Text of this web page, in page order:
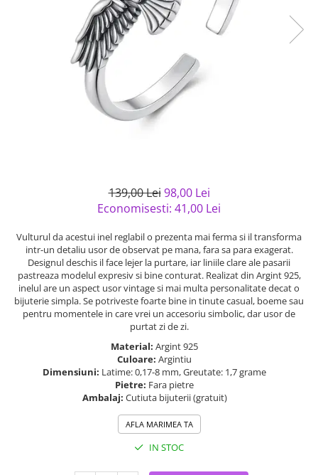
Bijuterii argint placat cu aur
Bijuterii argint cu diverse
Bijuterii argint cu murano
Bijuterii gotice si rock
Bijuterii Handmade
Bijuterii fantezie
Casete si cutii de bijuterii
Solutii si lavete de curatare
139,00 Lei 98,00 Lei
Economisesti: 41,00 Lei
Vulturul da acestui inel reglabil o prezenta mai ferma si il transforma
intr-un detaliu usor de observat pe mana, fara sa para exagerat.
Designul deschis il face lejer la purtare, iar liniile clare ale pasarii
pastreaza modelul expresiv si bine conturat. Realizat din Argint 925,
inelul are un aspect usor vintage si mai multa personalitate decat o
bijuterie simpla. Se potriveste foarte bine in tinute casual, boeme sau
pentru momentele in care vrei un accesoriu simbolic, dar usor de
purtat zi de zi.
Material: Argint 925
Culoare: Argintiu
Dimensiuni: Latime: 0,17-8 mm, Greutate: 1,7 grame
Pietre: Fara pietre
Ambalaj: Cutiuta bijuterii (gratuit)
AFLA MARIMEA TA
IN STOC